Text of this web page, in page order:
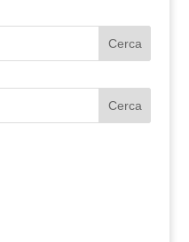
Cerca
Cerca